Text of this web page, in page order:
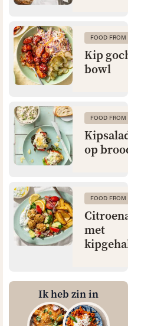
FOOD FROM
Kip
bowl
FOOD FROM
Kipsalade
op brood
FOOD FROM
met
Ik heb zin in